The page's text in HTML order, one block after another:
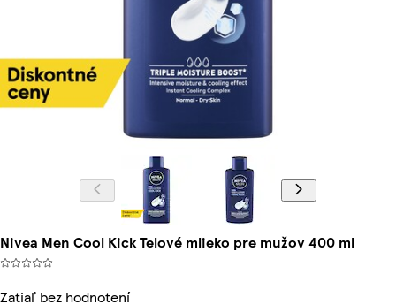
Nivea Men Cool Kick Telové mlieko pre mužov 400 ml
Zatiaľ bez hodnotení